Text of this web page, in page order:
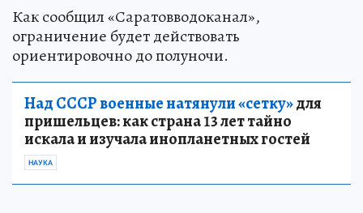
Как сообщил «Саратовводоканал»,
ограничение будет действовать
ориентировочно до полуночи.
Над СССР военные натянули «сетку»для
пришельцев: как страна 13 лет тайно
искала и изучала инопланетных гостей
НАУКА